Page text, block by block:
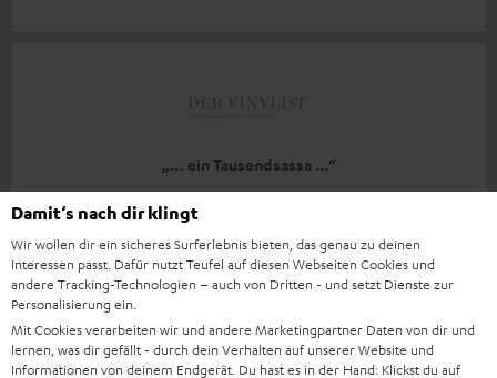
„… ein Tausendsassa …“
www.dervinylist.com
Mehr...
Damit‘s nach dir klingt
Wir wollen dir ein sicheres Surferlebnis bieten, das genau zu deinen
Interessen passt. Dafür nutzt Teufel auf diesen Webseiten Cookies und
andere Tracking-Technologien – auch von Dritten - und setzt Dienste zur
Personalisierung ein.
Mit Cookies verarbeiten wir und andere Marketingpartner Daten von dir und
lernen, was dir gefällt - durch dein Verhalten auf unserer Website und
Informationen von deinem Endgerät. Du hast es in der Hand: Klickst du auf